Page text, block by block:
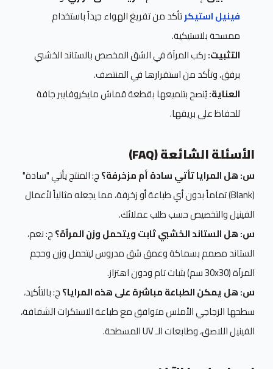
فينيل استيكرتأكد من تفريغ الهواء جيداً باستخدام
ممسحة بلاستيكية.
التثبيت:ركب المرآة في الشق المخصص بالستاند الخشبي
برفق، وتأكد من استقرارها في المنتصف.
العناية:يُنصح بتلميعها بقطعة قماش مايكروفايبر جافة
للحفاظ على بريقها.
الأسئلة الشائعة (FAQ)
س: هل المرايا تأتي سادة أم مزخرفة؟ج: المنتج يأتي "سادة"
(Blank) تماماً بدون أي طباعة أو زخرفة، مما يجعله مثالياً لأعمال
الفينيل والتخصيص حسب طلب عملائك.
س: هل الستاند الخشبي ثابت ويتحمل وزن المرآة؟ج: نعم،
الستاند مصمم بسماكة وعمق شق مدروس ليتحمل وزن وحجم
المرآة (30x30 سم) بثبات تام ودون اهتزاز.
س: هل يمكن الطباعة مباشرة على هذه المرايا؟ج: بالتأكيد،
سطحها الزجاجي الأملس متوافق مع طباعة الاستكرات الشفافة،
الفينيل اللاصق، وطابعات الـ UV المسطحة.